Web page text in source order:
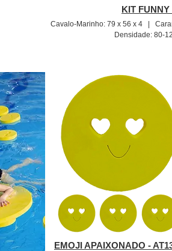
KIT
Cavalo-Marinho: 79 x 56 x 4 |
Densidade: 80-
EMOJI APAIXONADO -